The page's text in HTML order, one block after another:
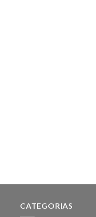
CATEGORIAS